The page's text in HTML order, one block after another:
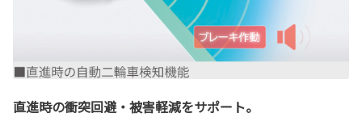
直進時の衝突回避・被害軽減をサポート。